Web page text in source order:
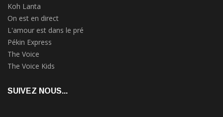
Koh Lanta
On est en direct
L'amour est dans le pré
Pékin Express
The Voice
The Voice Kids
SUIVEZ NOUS...